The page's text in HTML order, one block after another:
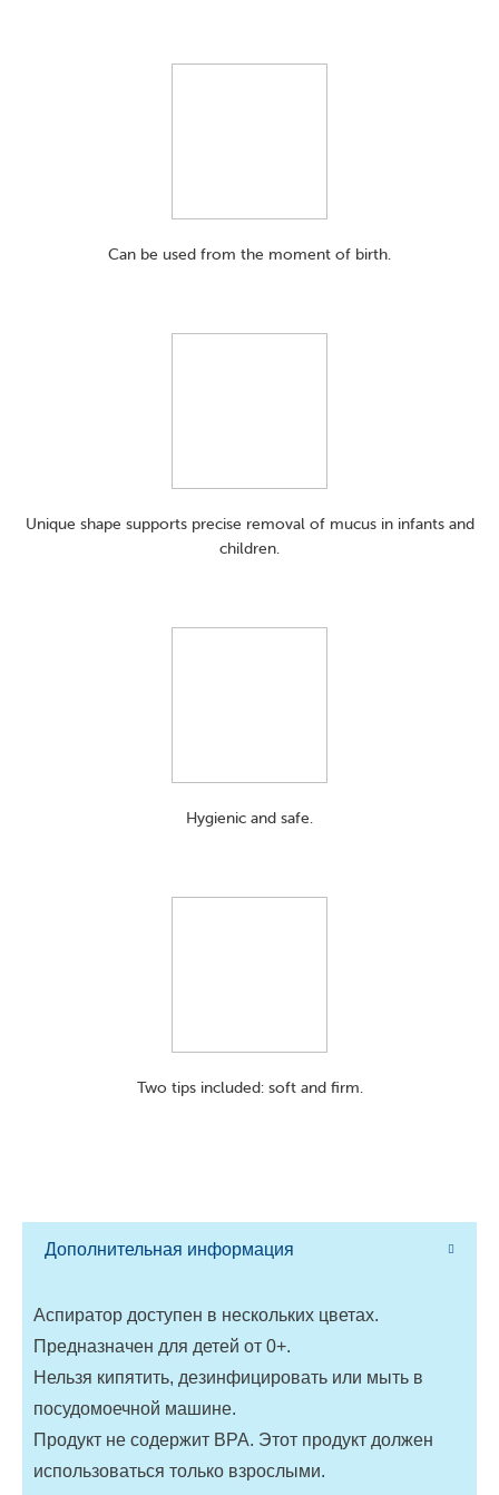
Can be used from the moment of birth.
Unique shape supports precise removal of mucus in infants and
children.
Hygienic and safe.
Two tips included: soft and firm.
Дополнительная информация
Аспиратор доступен в нескольких цветах.
Предназначен для детей от 0+.
Нельзя кипятить, дезинфицировать или мыть в
посудомоечной машине.
Продукт не содержит BPA. Этот продукт должен
использоваться только взрослыми.